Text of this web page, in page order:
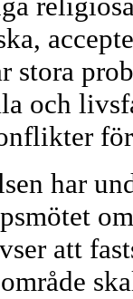
stora
och
har
att